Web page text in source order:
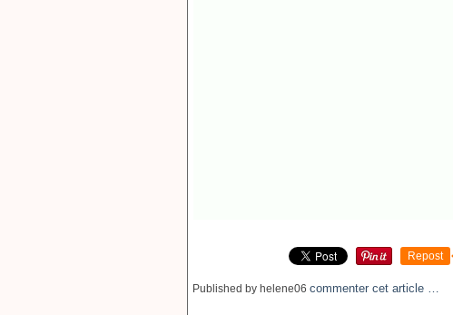
Repost
Published by helene06 commenter cet article …